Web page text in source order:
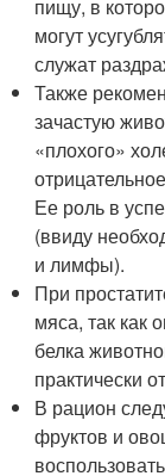
пищу, в
могут
служат
Также
зачастую
«плохого»
Ее роль в
(ввиду
и лимфы).
При
мяса, так как
белка
практически
В рацион
фруктов и